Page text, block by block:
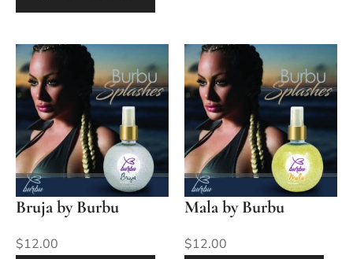
Bruja by Burbu
$12.00
Mala by Burbu
$12.00